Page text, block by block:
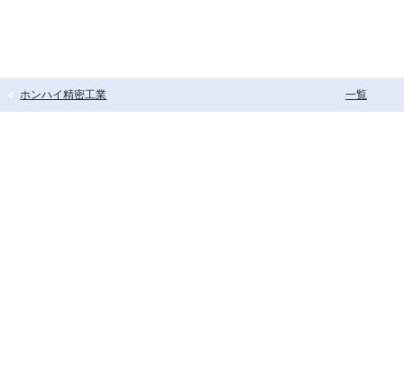
ホンハイ精密工業 一覧